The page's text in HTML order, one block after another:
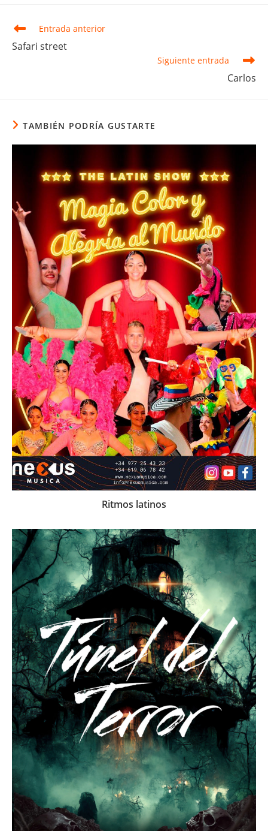
Leer
más
artículos
Entrada anterior
Safari street
Siguiente entrada
Carlos
TAMBIÉN PODRÍA GUSTARTE
Ritmos latinos